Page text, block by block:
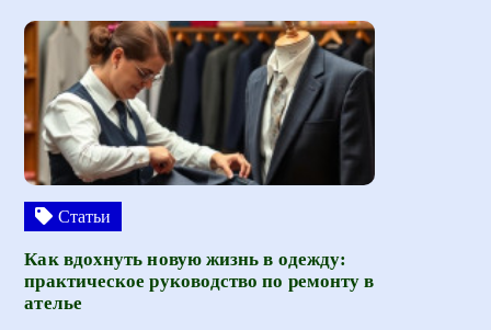
Статьи
Как вдохнуть новую жизнь в одежду:
практическое руководство по ремонту в
ателье